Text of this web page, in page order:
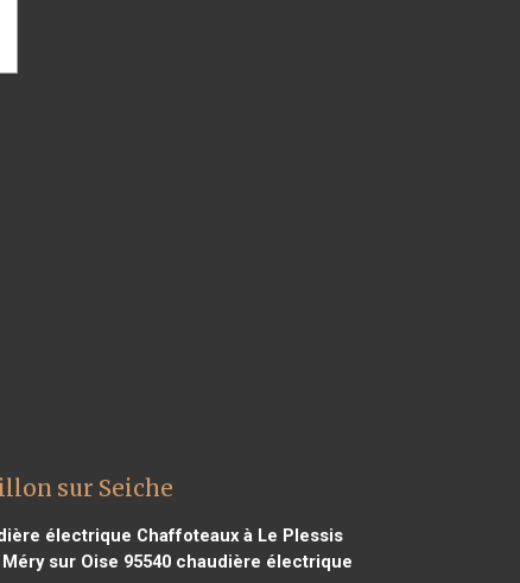
sur Seiche
électrique Chaffoteaux à Le Plessis
sur Oise 95540chaudière électrique